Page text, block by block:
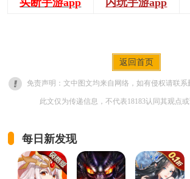
买断手游app 内玩手游app
返回首页
免责声明：文中图文均来自网络，如有侵权请联系
此文仅为传递信息，不代表18183认同其观点或
每日新发现